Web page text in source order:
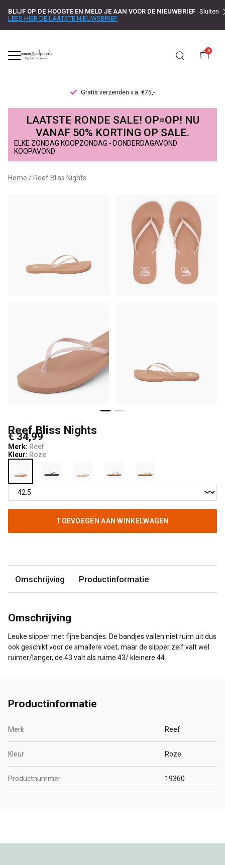
BLIJF OP DE HOOGTE EN MELD JE AAN VOOR DE NIEUWBRIEF
LEES HIER DE LAATSTE NIEUWSBRIEF
Sluiten
0
Gratis verzenden v.a. €75,-
Reef
Bliss
Nights
LAATSTE RONDE SALE! OP=OP! NU
VANAF 50% KORTING OP SALE.
ELKE ZONDAG KOOPZONDAG - DONDERDAGAVOND
KOOPAVOND
Home Reef Bliss Nights
Reef Bliss Nights
€ 34,99
Merk: Reef
Kleur: Roze
TOEVOEGEN AAN WINKELWAGEN
Omschrijving Productinformatie
Omschrijving
Leuke slipper met fijne bandjes. De bandjes vallen niet ruim uit dus
ook geschikt voor de smallere voet, maar de slipper zelf valt wel
ruimer/langer, de 43 valt als ruime 43/ kleinere 44.
Productinformatie
Merk Reef
Kleur Roze
Productnummer 19360